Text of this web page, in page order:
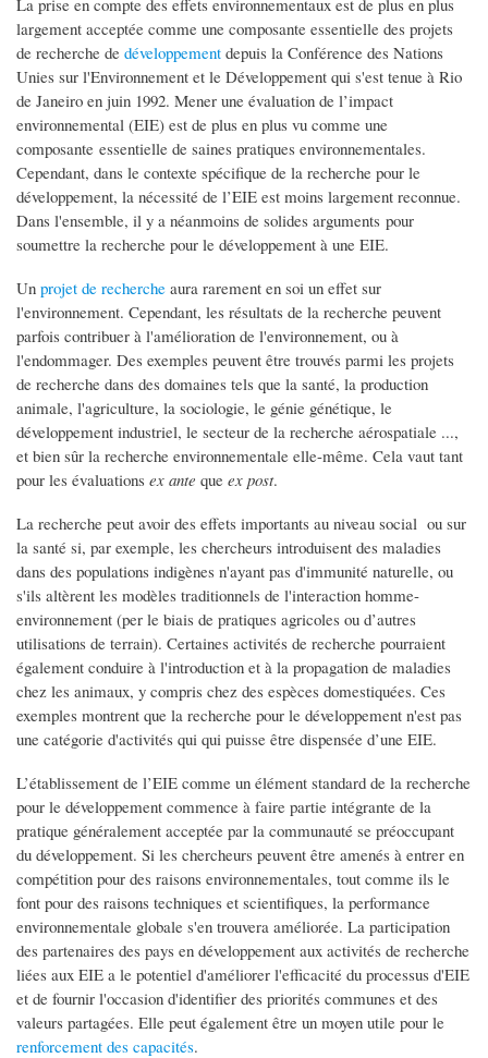
La prise en compte des effets environnementaux est de plus en plus
largement acceptée comme une composante essentielle des projets
de recherche de développement depuis la Conférence des Nations
Unies sur l'Environnement et le Développement qui s'est tenue à Rio
de Janeiro en juin 1992. Mener une évaluation de l’impact
environnemental (EIE) est de plus en plus vu comme une
composante essentielle de saines pratiques environnementales.
Cependant, dans le contexte spécifique de la recherche pour le
développement, la nécessité de l’EIE est moins largement reconnue.
Dans l'ensemble, il y a néanmoins de solides arguments pour
soumettre la recherche pour le développement à une EIE.
Un projet de recherche aura rarement en soi un effet sur
l'environnement. Cependant, les résultats de la recherche peuvent
parfois contribuer à l'amélioration de l'environnement, ou à
l'endommager. Des exemples peuvent être trouvés parmi les projets
de recherche dans des domaines tels que la santé, la production
animale, l'agriculture, la sociologie, le génie génétique, le
développement industriel, le secteur de la recherche aérospatiale ...,
et bien sûr la recherche environnementale elle-même. Cela vaut tant
pour les évaluations ex ante que ex post.
La recherche peut avoir des effets importants au niveau social ou sur
la santé si, par exemple, les chercheurs introduisent des maladies
dans des populations indigènes n'ayant pas d'immunité naturelle, ou
s'ils altèrent les modèles traditionnels de l'interaction homme-
environnement (per le biais de pratiques agricoles ou d’autres
utilisations de terrain). Certaines activités de recherche pourraient
également conduire à l'introduction et à la propagation de maladies
chez les animaux, y compris chez des espèces domestiquées. Ces
exemples montrent que la recherche pour le développement n'est pas
une catégorie d'activités qui qui puisse être dispensée d’une EIE.
L’établissement de l’EIE comme un élément standard de la recherche
pour le développement commence à faire partie intégrante de la
pratique généralement acceptée par la communauté se préoccupant
du développement. Si les chercheurs peuvent être amenés à entrer en
compétition pour des raisons environnementales, tout comme ils le
font pour des raisons techniques et scientifiques, la performance
environnementale globale s'en trouvera améliorée. La participation
des partenaires des pays en développement aux activités de recherche
liées aux EIE a le potentiel d'améliorer l'efficacité du processus d'EIE
et de fournir l'occasion d'identifier des priorités communes et des
valeurs partagées. Elle peut également être un moyen utile pour le
renforcement des capacités.